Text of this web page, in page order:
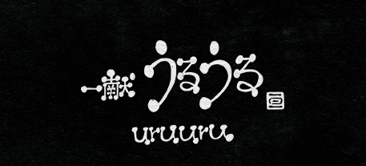
でおいしい地
のブログ
「一献うるうる」からのお知らせ